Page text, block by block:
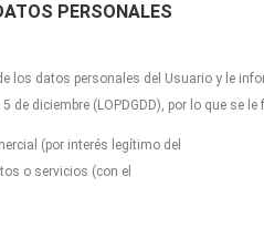
PERSONALES
los datos personales del Usuario y le
de diciembre (LOPDGDD), por lo que
(por interés legítimo del
o servicios (con el